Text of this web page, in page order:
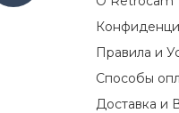
Правила и
Способы
Доставка и